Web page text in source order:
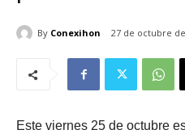
By Conexihon 27 de octubre
Este viernes 25 de octubre